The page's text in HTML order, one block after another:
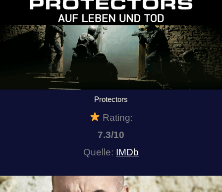
Protectors
Rating:
7.3/10
Quelle: IMDb